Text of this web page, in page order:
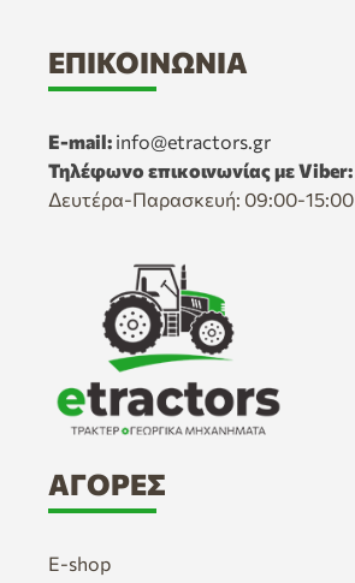
ΕΠΙΚΟΙΝΩΝΊΑ
E-mail: info@etractors.gr
Τηλέφωνο επικοινωνίας με Viber:
Δευτέρα-Παρασκευή: 09:00-15:00
ΑΓΟΡΈΣ
E-shop